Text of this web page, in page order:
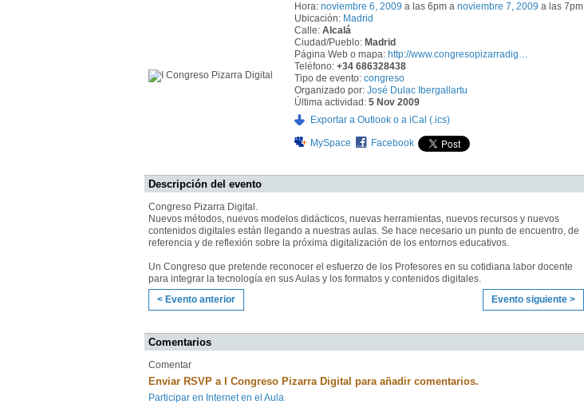
Hora: noviembre 6, 2009 a las 6pm a noviembre 7, 2009 a las 7pm
Ubicación: Madrid
Calle: Alcalá
Ciudad/Pueblo: Madrid
Página Web o mapa: http://www.congresopizarradig…
Teléfono: +34 686328438
Tipo de evento: congreso
Organizado por: José Dulac Ibergallartu
Última actividad: 5 Nov 2009
Exportar a Outlook o a iCal (.ics)
MySpace Facebook
Descripción del evento
Congreso Pizarra Digital.
Nuevos métodos, nuevos modelos didácticos, nuevas herramientas, nuevos recursos y nuevos
contenidos digitales están llegando a nuestras aulas. Se hace necesario un punto de encuentro, de
referencia y de reflexión sobre la próxima digitalización de los entornos educativos.
Un Congreso que pretende reconocer el esfuerzo de los Profesores en su cotidiana labor docente
para integrar la tecnología en sus Aulas y los formatos y contenidos digitales.
< Evento anterior
Evento siguiente >
Comentarios
Comentar
Enviar RSVP a I Congreso Pizarra Digital para añadir comentarios.
Participar en Internet en el Aula